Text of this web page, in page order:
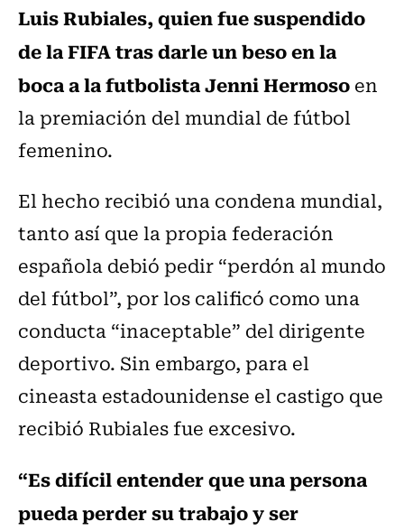
Luis Rubiales, quien fue suspendido
de la FIFA tras darle un beso en la
boca a la futbolista Jenni Hermosoen
la premiación del mundial de fútbol
femenino.
El hecho recibió una condena mundial,
tanto así que la propia federación
española debió pedir “perdón al mundo
del fútbol”, por los calificó como una
conducta “inaceptable” del dirigente
deportivo. Sin embargo, para el
cineasta estadounidense el castigo que
recibió Rubiales fue excesivo.
“Es difícil entender que una persona
pueda perder su trabajo y ser